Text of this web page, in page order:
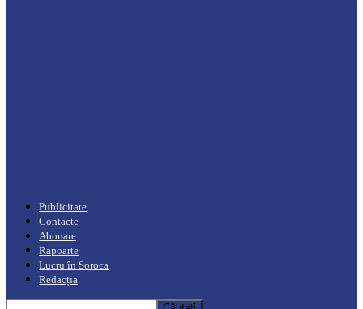
Publicitate
Contacte
Abonare
Rapoarte
Lucru în Soroca
Redacția